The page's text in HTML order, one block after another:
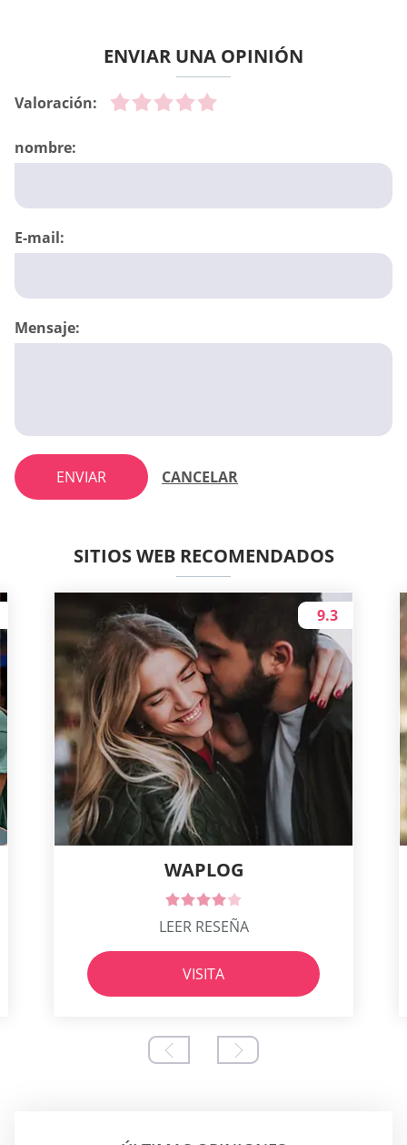
ENVIAR UNA OPINIÓN
Valoración:
nombre:
E-mail:
Mensaje:
ENVIAR CANCELAR
SITIOS WEB RECOMENDADOS
WAPLOG
9.3
LEER RESEÑA
VISITA